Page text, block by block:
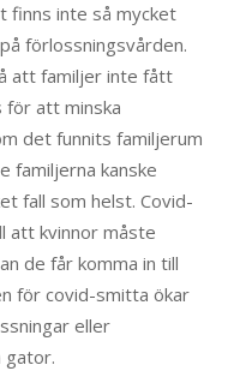
finns inte så mycket
förlossningsvården.
att familjer inte fått
för att minska
det funnits familjerum
familjerna kanske
fall som helst. Covid-
att kvinnor måste
de får komma in till
för covid-smitta ökar
eller
gator.